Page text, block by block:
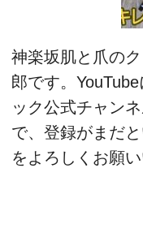
神楽坂肌と爪の
郎です。
ック公式チャン
で、登録がまだ
をよろしくお願